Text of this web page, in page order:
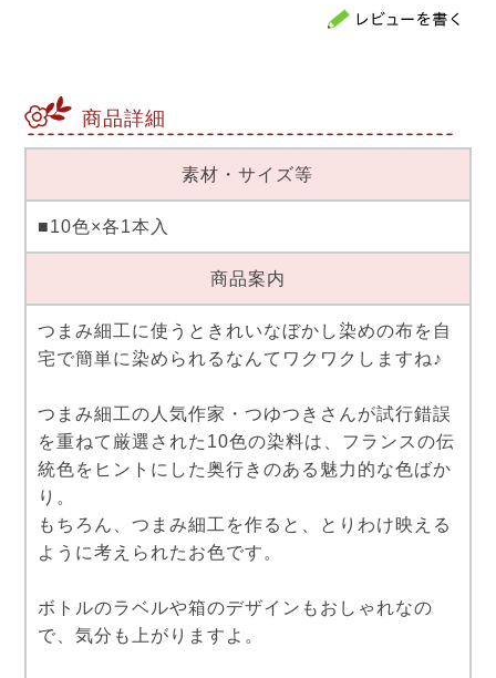
商品詳細
素材・サイズ等
■10色×各1本入
商品案内
つまみ細工に使うときれいなぼかし染めの布を自
宅で簡単に染められるなんてワクワクしますね♪
つまみ細工の人気作家・つゆつきさんが試行錯誤
を重ねて厳選された10色の染料は、フランスの伝
統色をヒントにした奥行きのある魅力的な色ばか
り。
もちろん、つまみ細工を作ると、とりわけ映える
ように考えられたお色です。
ボトルのラベルや箱のデザインもおしゃれなの
で、気分も上がりますよ。